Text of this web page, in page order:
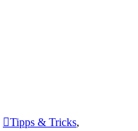
Tipps & Tricks,